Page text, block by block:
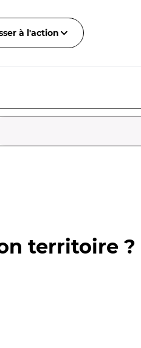
à l'action
territoire ?